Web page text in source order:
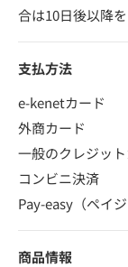
合は10日後以降
支払方法
e-kenetカード
外商カード
一般のクレジッ
コンビニ決済
Pay-easy（ペイ
商品情報